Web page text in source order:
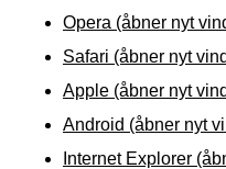
Opera (åbner nyt
Safari (åbner nyt
Apple (åbner nyt
Android (åbner nyt
Internet Explorer